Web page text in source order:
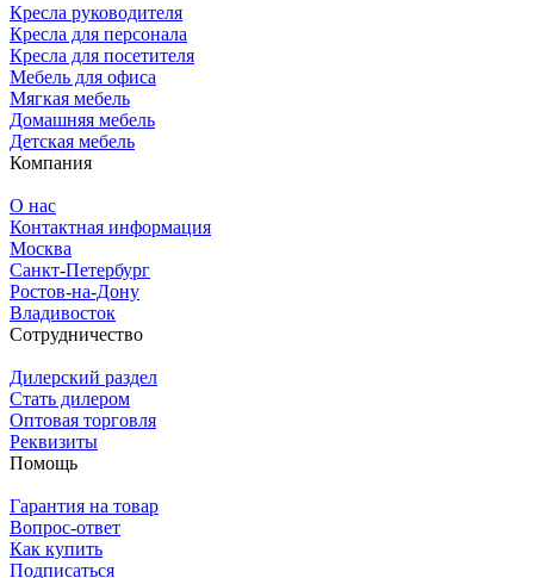
Кресла руководителя
Кресла для персонала
Кресла для посетителя
Мебель для офиса
Мягкая мебель
Домашняя мебель
Детская мебель
Компания
О нас
Контактная информация
Москва
Санкт-Петербург
Ростов-на-Дону
Владивосток
Сотрудничество
Дилерский раздел
Стать дилером
Оптовая торговля
Реквизиты
Помощь
Гарантия на товар
Вопрос-ответ
Как купить
Подписаться